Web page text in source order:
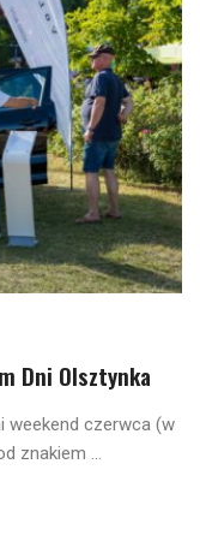
Dni Olsztynka
weekend czerwca (w
znakiem ...